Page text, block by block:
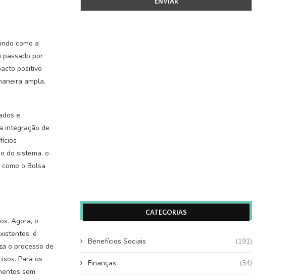
como a
passado por
positivo
ampla,
e
integração de
do sistema, o
o Bolsa
Agora, o
é
o processo de
Para os
sem
CATEGORIAS
Benefícios Sociais (191)
Finanças (34)